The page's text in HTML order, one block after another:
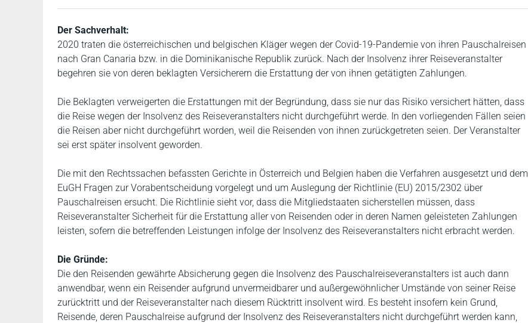
Der Sachverhalt:
2020 traten die österreichischen und belgischen Kläger wegen der Covid-19-Pandemie von ihren Pauschalreisen
nach Gran Canaria bzw. in die Dominikanische Republik zurück. Nach der Insolvenz ihrer Reiseveranstalter
begehren sie von deren beklagten Versicherern die Erstattung der von ihnen getätigten Zahlungen.
Die Beklagten verweigerten die Erstattungen mit der Begründung, dass sie nur das Risiko versichert hätten, dass
die Reise wegen der Insolvenz des Reiseveranstalters nicht durchgeführt werde. In den vorliegenden Fällen seien
die Reisen aber nicht durchgeführt worden, weil die Reisenden von ihnen zurückgetreten seien. Der Veranstalter
sei erst später insolvent geworden.
Die mit den Rechtssachen befassten Gerichte in Österreich und Belgien haben die Verfahren ausgesetzt und dem
EuGH Fragen zur Vorabentscheidung vorgelegt und um Auslegung der Richtlinie (EU) 2015/2302 über
Pauschalreisen ersucht. Die Richtlinie sieht vor, dass die Mitgliedstaaten sicherstellen müssen, dass
Reiseveranstalter Sicherheit für die Erstattung aller von Reisenden oder in deren Namen geleisteten Zahlungen
leisten, sofern die betreffenden Leistungen infolge der Insolvenz des Reiseveranstalters nicht erbracht werden.
Die Gründe:
Die den Reisenden gewährte Absicherung gegen die Insolvenz des Pauschalreiseveranstalters ist auch dann
anwendbar, wenn ein Reisender aufgrund unvermeidbarer und außergewöhnlicher Umstände von seiner Reise
zurücktritt und der Reiseveranstalter nach diesem Rücktritt insolvent wird. Es besteht insofern kein Grund,
Reisende, deren Pauschalreise aufgrund der Insolvenz des Reiseveranstalters nicht durchgeführt werden kann,